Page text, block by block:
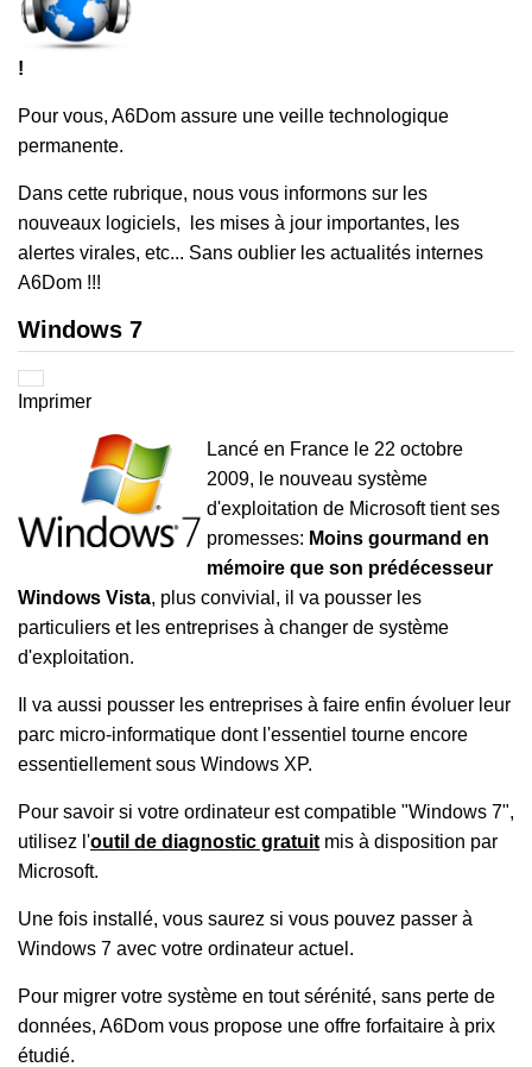
!
Pour vous, A6Dom assure une veille technologique
permanente.
Dans cette rubrique, nous vous informons sur les
nouveaux logiciels, les mises à jour importantes, les
alertes virales, etc... Sans oublier les actualités internes
A6Dom !!!
Windows 7
Imprimer
Lancé en France le 22 octobre
2009, le nouveau système
d'exploitation de Microsoft tient ses
promesses: Moins gourmand en
mémoire que son prédécesseur
Windows Vista, plus convivial, il va pousser les
particuliers et les entreprises à changer de système
d'exploitation.
Il va aussi pousser les entreprises à faire enfin évoluer leur
parc micro-informatique dont l'essentiel tourne encore
essentiellement sous Windows XP.
Pour savoir si votre ordinateur est compatible "Windows 7",
utilisez l'outil de diagnostic gratuit mis à disposition par
Microsoft.
Une fois installé, vous saurez si vous pouvez passer à
Windows 7 avec votre ordinateur actuel.
Pour migrer votre système en tout sérénité, sans perte de
données, A6Dom vous propose une offre forfaitaire à prix
étudié.